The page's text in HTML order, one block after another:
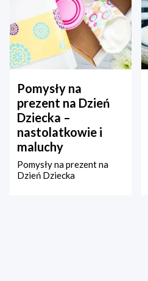
Pomysły na
prezent na Dzień
Dziecka –
nastolatkowie i
maluchy
Pomysły na prezent na
Dzień Dziecka